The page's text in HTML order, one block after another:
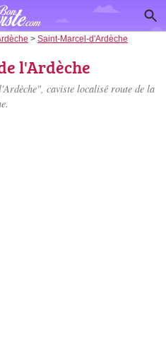
> Saint-Marcel-d'Ardèche
l'Ardèche
caviste localisé route de la